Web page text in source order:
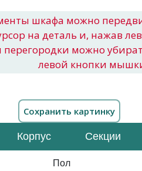
шкафа можно
на деталь и, нажав
перегородки можно
левой кнопки
Корпус Секции
Пол